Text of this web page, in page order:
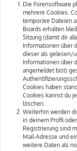
Die Forensoftware
mehrere Cookies.
temporäre Dateien
Boards erhalten
Sitzung (damit dir
Informationen über
dieser als gelesen/
Informationen über
angemeldet bist)
Cookies haben
Cookies kannst du
löschen.
Weiterhin werden
in deinem Profil
Registrierung sind
Mail-Adresse und
weitere Daten als